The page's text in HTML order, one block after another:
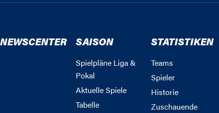
NEWSCENTER SAISON
Spielpläne Liga &
Pokal
Aktuelle Spiele
Tabelle
STATISTIKEN
Teams
Spieler
Historie
Zuschauende